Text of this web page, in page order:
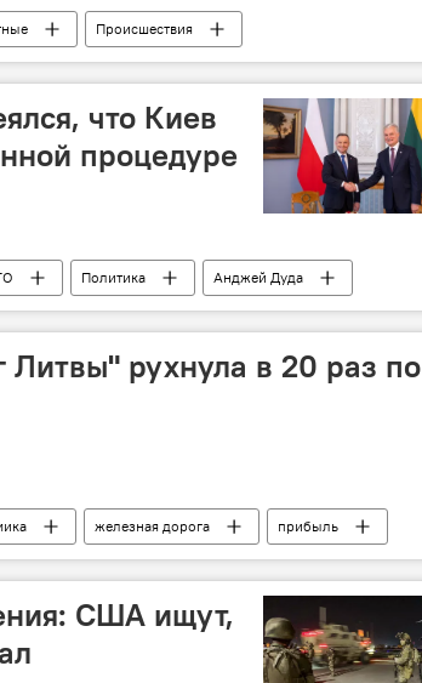
Происшествия
что Киев
процедуре
Политика
Анджей Дуда
рухнула в 20 раз по
железная дорога прибыль
США ищут,